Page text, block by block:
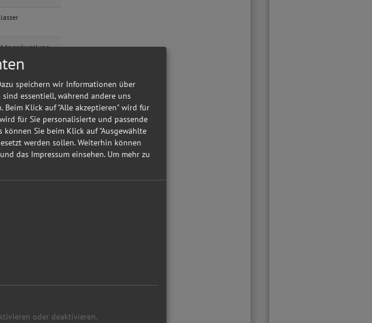
/
speichern wir Informationen über
essentiell, während andere uns
Beim Klick auf "Alle akzeptieren" wird für
für Sie personalisierte und passende
Sie beim Klick auf "Ausgewählte
werden sollen. Weiterhin können
das Impressum einsehen. Um mehr zu
oder deaktivieren.